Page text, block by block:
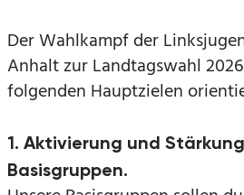
Der Wahlkampf der
Anhalt zur Landtagswahl
folgenden Hauptzielen
1. Aktivierung und
Basisgruppen.